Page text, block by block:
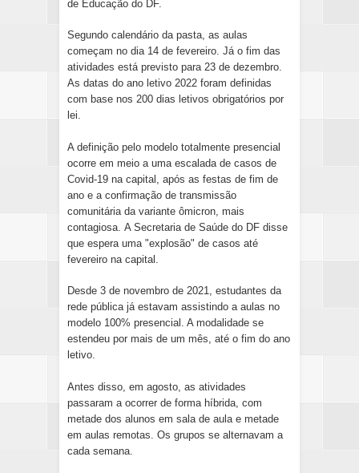
de Educação do DF.
Segundo calendário da pasta, as aulas
começam no dia 14 de fevereiro. Já o fim das
atividades está previsto para 23 de dezembro.
As datas do ano letivo 2022 foram definidas
com base nos 200 dias letivos obrigatórios por
lei.
A definição pelo modelo totalmente presencial
ocorre em meio a uma escalada de casos de
Covid-19 na capital, após as festas de fim de
ano e a confirmação de transmissão
comunitária da variante ômicron, mais
contagiosa. A Secretaria de Saúde do DF disse
que espera uma "explosão" de casos até
fevereiro na capital
Desde 3 de novembro de 2021, estudantes da
rede pública já estavam assistindo a aulas no
modelo 100% presencial . A modalidade se
estendeu por mais de um mês, até o fim do ano
letivo.
Antes disso, em agosto, as atividades
passaram a ocorrer de forma híbrida , com
metade dos alunos em sala de aula e metade
em aulas remotas. Os grupos se alternavam a
cada semana.